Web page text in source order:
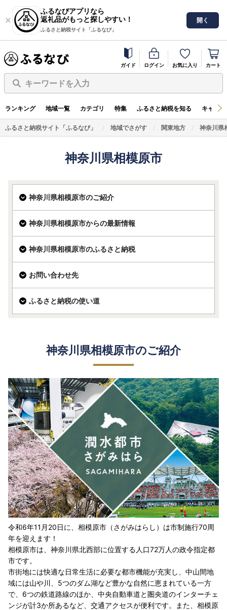
ふるなびアプリなら
返礼品がもっと探しやすい！
ふるさと納税サイト「ふるなび」
開く
ガイド ログイン お気に入り カート
キーワードを入力
ランキング 地域一覧 カテゴリ 特集 ふるさと納税を知る キャン
ふるさと納税サイト「ふるなび」 地域でさがす 関東地方 神奈川県
神奈川県相模原市
神奈川県相模原市のご紹介
神奈川県相模原市からの最新情報
神奈川県相模原市のふるさと納税
お問い合わせ先
ふるさと納税の使い道
神奈川県相模原市のご紹介
令和6年11月20日に、相模原市（さがみはらし）は市制施行70周
年を迎えます！
相模原市は、神奈川県北西部に位置する人口72万人の政令指定都
市です。
市街地には快適な日常生活に必要な都市機能が充実し、中山間地
域には山や川、5つのダム湖など豊かな自然に恵まれている一方
で、6つの鉄道路線のほか、中央自動車道と圏央道のインターチェ
ンジが計3か所あるなど、交通アクセスが便利です。また、相模原